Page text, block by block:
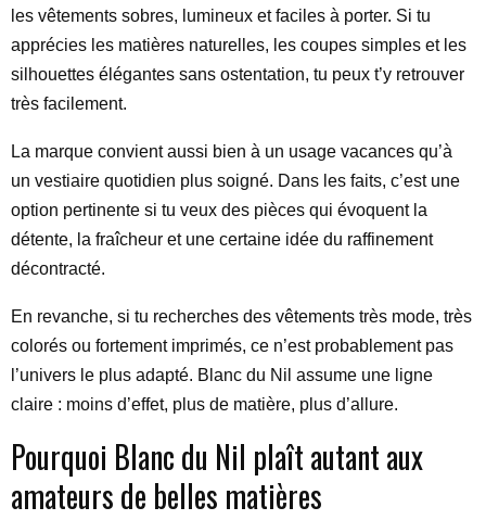
les vêtements sobres, lumineux et faciles à porter. Si tu
apprécies les matières naturelles, les coupes simples et les
silhouettes élégantes sans ostentation, tu peux t’y retrouver
très facilement.
La marque convient aussi bien à un usage vacances qu’à
un vestiaire quotidien plus soigné. Dans les faits, c’est une
option pertinente si tu veux des pièces qui évoquent la
détente, la fraîcheur et une certaine idée du raffinement
décontracté.
En revanche, si tu recherches des vêtements très mode, très
colorés ou fortement imprimés, ce n’est probablement pas
l’univers le plus adapté. Blanc du Nil assume une ligne
claire : moins d’effet, plus de matière, plus d’allure.
Pourquoi Blanc du Nil plaît autant aux
amateurs de belles matières